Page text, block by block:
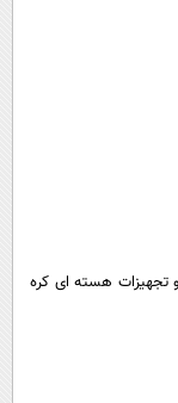
تجهیزات هسته ای کره